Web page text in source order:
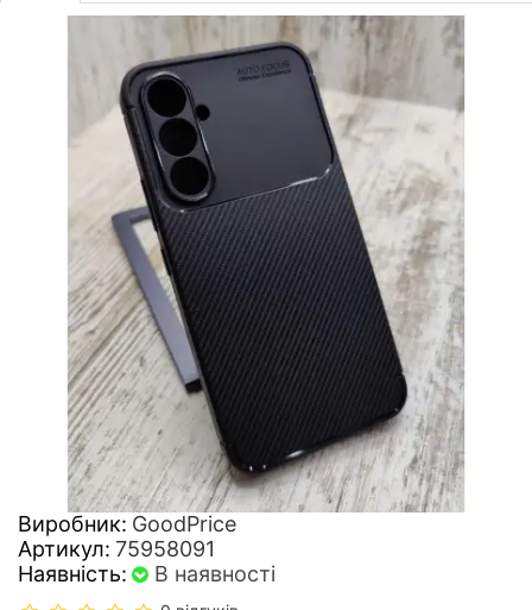
Виробник: GoodPrice
Артикул: 75958091
Наявність:
В наявності